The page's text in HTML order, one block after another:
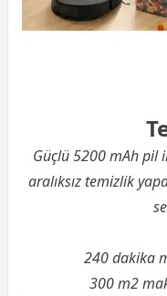
Güçlü 5200 mAh pil
aralıksız temizlik
240 dakika
300 m2